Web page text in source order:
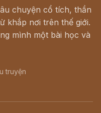
chuyện cổ tích, thần
khắp nơi trên thế giới.
mình một bài học và
truyện